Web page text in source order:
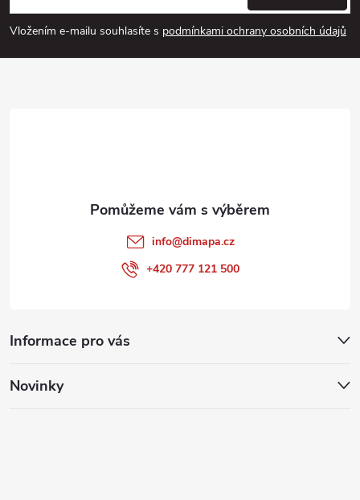
p
a
Vložením e-mailu souhlasíte s podmínkami ochrany osobních údajů
Informace pro vás
Novinky
info@dimapa.cz
+420 777 121 500